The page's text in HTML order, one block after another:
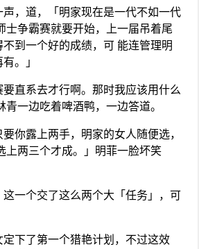
声，道，「明家现在是一代不如一代
士争霸赛就要开始，上一届吊着尾
不到一个好的成绩，可 能连管理明
。」
要直系去才行啊。那时我应该用什么
青一边吃着啤酒鸭，一边答道。
要你露上两手，明家的女人随便选，
上两三个才成。」明菲一脸坏笑
一个交了这么两个大「任务」，可
下了第一个猎艳计划，不过这效